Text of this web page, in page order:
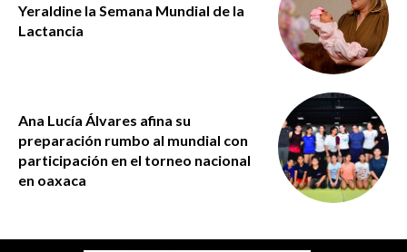
Yeraldine la Semana Mundial de la
Lactancia
Ana Lucía Álvares afina su
preparación rumbo al mundial con
participación en el torneo nacional
en oaxaca